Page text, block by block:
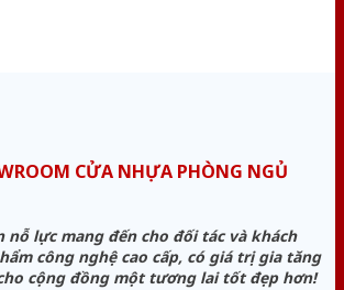
CỬA NHỰA PHÒNG NGỦ
nỗ lực mang đến cho đối tác và khách
công nghệ cao cấp, có giá trị gia tăng
cộng đồng một tương lai tốt đẹp hơn!